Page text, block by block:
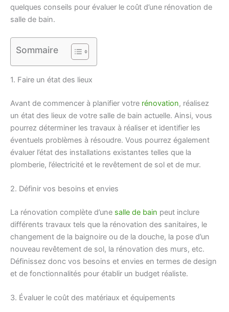
quelques conseils pour évaluer le coût d’une rénovation de
salle de bain.
Sommaire
1. Faire un état des lieux
Avant de commencer à planifier votre rénovation, réalisez
un état des lieux de votre salle de bain actuelle. Ainsi, vous
pourrez déterminer les travaux à réaliser et identifier les
éventuels problèmes à résoudre. Vous pourrez également
évaluer l’état des installations existantes telles que la
plomberie, l’électricité et le revêtement de sol et de mur.
2. Définir vos besoins et envies
La rénovation complète d’une salle de bain peut inclure
différents travaux tels que la rénovation des sanitaires, le
changement de la baignoire ou de la douche, la pose d’un
nouveau revêtement de sol, la rénovation des murs, etc.
Définissez donc vos besoins et envies en termes de design
et de fonctionnalités pour établir un budget réaliste.
3. Évaluer le coût des matériaux et équipements